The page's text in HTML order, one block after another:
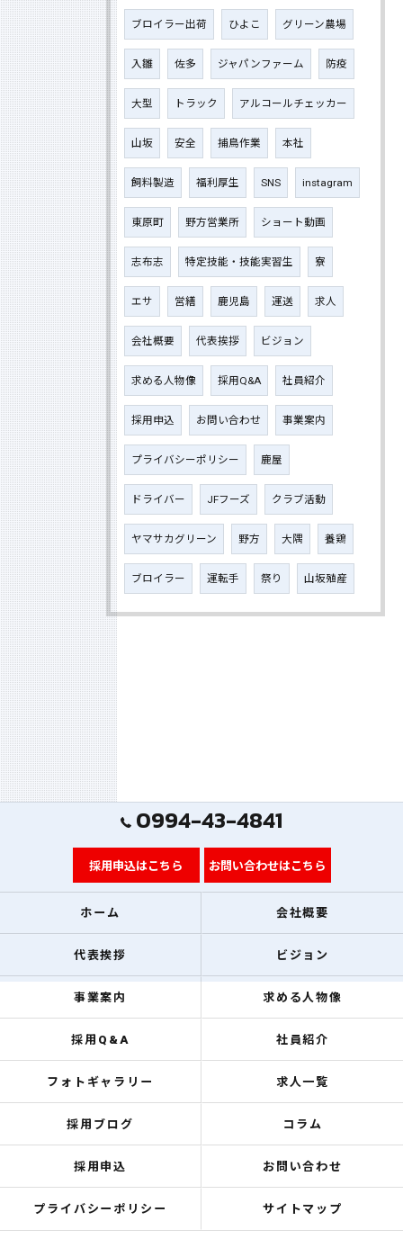
ブロイラー出荷 ひよこ グリーン農場
入雛 佐多 ジャパンファーム 防疫
大型 トラック アルコールチェッカー
山坂 安全 捕鳥作業 本社
飼料製造 福利厚生 SNS instagram
東原町 野方営業所 ショート動画
志布志 特定技能・技能実習生 寮
エサ 営繕 鹿児島 運送 求人
会社概要 代表挨拶 ビジョン
求める人物像 採用Q&A 社員紹介
採用申込 お問い合わせ 事業案内
プライバシーポリシー 鹿屋
ドライバー JFフーズ クラブ活動
ヤマサカグリーン 野方 大隅 養鶏
ブロイラー 運転手 祭り 山坂殖産
0994-43-4841
採用申込はこちら お問い合わせはこちら
ホーム 会社概要
代表挨拶 ビジョン
事業案内 求める人物像
採用Q&A 社員紹介
フォトギャラリー 求人一覧
採用ブログ コラム
採用申込 お問い合わせ
プライバシーポリシー サイトマップ